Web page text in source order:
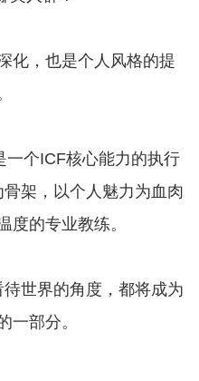
化，也是个人风格的提
一个ICF核心能力的执行
架，以个人魅力为血肉
度的专业教练。
世界的角度，都将成为
一部分。